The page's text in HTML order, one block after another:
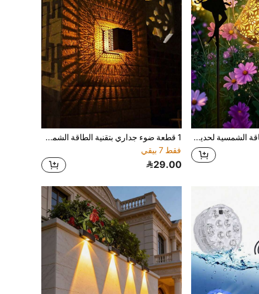
قنينة سقي تعمل بالطاقة الشمسية لحديقة الخارجية، أضواء سلسلة قنينة سقي الجنية الشمسية، أضواء ديكور حديقة من المعدن المطلي بالنيكل اللامع تعمل بالبطارية، 2 قطعة/1 قطعة
1 قطعة ضوء جداري بتقنية الطاقة الشمسية مربع الشكل، مقاوم للماء بمعيار IP65 للاستخدام الخارجي، مناسب لتزيين الحديقة والفناء والمناسبات مثل عيد الميلاد وعيد الهالوين وحفلات العشاء
فقط 7 بيقي
29.00